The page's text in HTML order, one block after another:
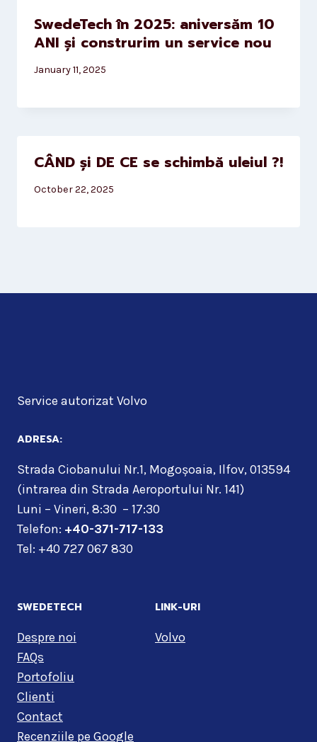
SwedeTech în 2025: aniversăm 10
ANI și construrim un service nou
January 11, 2025
CÂND și DE CE se schimbă uleiul ?!
October 22, 2025
Service autorizat Volvo
ADRESA:
Strada Ciobanului Nr.1, Mogoșoaia, Ilfov, 013594
(intrarea din Strada Aeroportului Nr. 141)
Luni – Vineri, 8:30 – 17:30
Telefon: +40-371-717-133
Tel: +40 727 067 830
SWEDETECH
Despre noi
FAQs
Portofoliu
Clienti
Contact
Recenziile pe Google
LINK-URI
Volvo